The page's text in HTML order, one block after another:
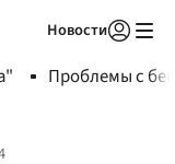
Новости
Проблемы с